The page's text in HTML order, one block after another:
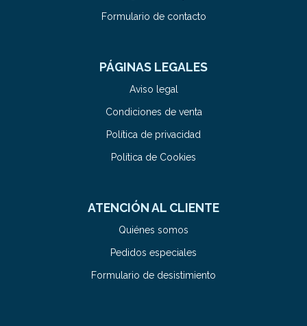
Formulario de contacto
PÁGINAS LEGALES
Aviso legal
Condiciones de venta
Política de privacidad
Política de Cookies
ATENCIÓN AL CLIENTE
Quiénes somos
Pedidos especiales
Formulario de desistimiento